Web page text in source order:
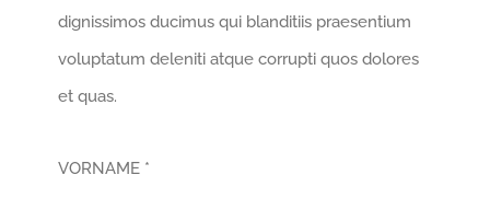
dignissimos ducimus qui blanditiis praesentium
voluptatum deleniti atque corrupti quos dolores
et quas.
VORNAME *